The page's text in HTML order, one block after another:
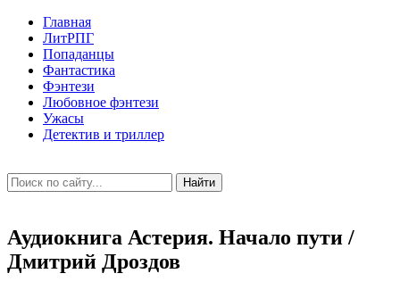
Главная
ЛитРПГ
Попаданцы
Фантастика
Фэнтези
Любовное фэнтези
Ужасы
Детектив и триллер
Найти
Аудиокнига Астерия. Начало пути /
Дмитрий Дроздов